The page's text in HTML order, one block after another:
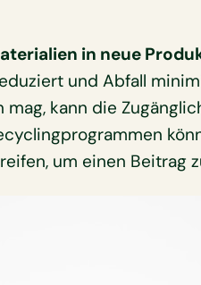
in neue
und Abfall
kann die
um einen Beitrag